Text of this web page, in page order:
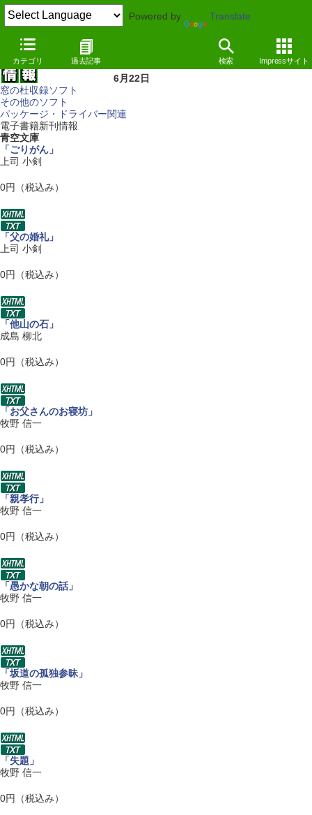
Powered by Translate
カテゴリ 過去記事 検索 Impressサイト
6月22日
窓の杜収録ソフト
その他のソフト
パッケージ・ドライバー関連
電子書籍新刊情報
青空文庫
「ごりがん」
上司 小剣
0円（税込み）
「父の婚礼」
上司 小剣
0円（税込み）
「他山の石」
成島 柳北
0円（税込み）
「お父さんのお寝坊」
牧野 信一
0円（税込み）
「親孝行」
牧野 信一
0円（税込み）
「愚かな朝の話」
牧野 信一
0円（税込み）
「坂道の孤独参昧」
牧野 信一
0円（税込み）
「失題」
牧野 信一
0円（税込み）